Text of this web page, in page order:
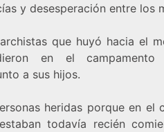
y desesperación entre los
que huyó hacia el
en el campamento
a sus hijos.
heridas porque en el
todavía recién